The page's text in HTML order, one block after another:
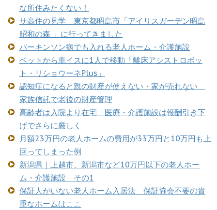
な所住みたくない！
サ高住の見学 東京都昭島市「アイリスガーデン昭島
昭和の森 」に行ってきました
パーキンソン病でも入れる老人ホーム・介護施設
ベットから車イスに1人で移動「離床アシストロボッ
ト・リショウーネPlus」
認知症になると親の財産が使えない・家が売れない
家族信託で老後の財産管理
高齢者は入院より在宅 医療・介護施設は報酬引き下
げでさらに厳しく
月額23万円の老人ホームの費用が33万円と10万円も上
回ってしまった例
新潟県｜上越市、新潟市など10万円以下の老人ホー
ム・介護施設 その1
保証人がいない老人ホーム入居法 保証協会不要の貴
重なホームはここ